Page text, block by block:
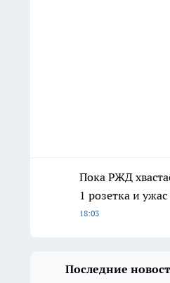
Пока РЖД
1 розетка и
18:03
Последние